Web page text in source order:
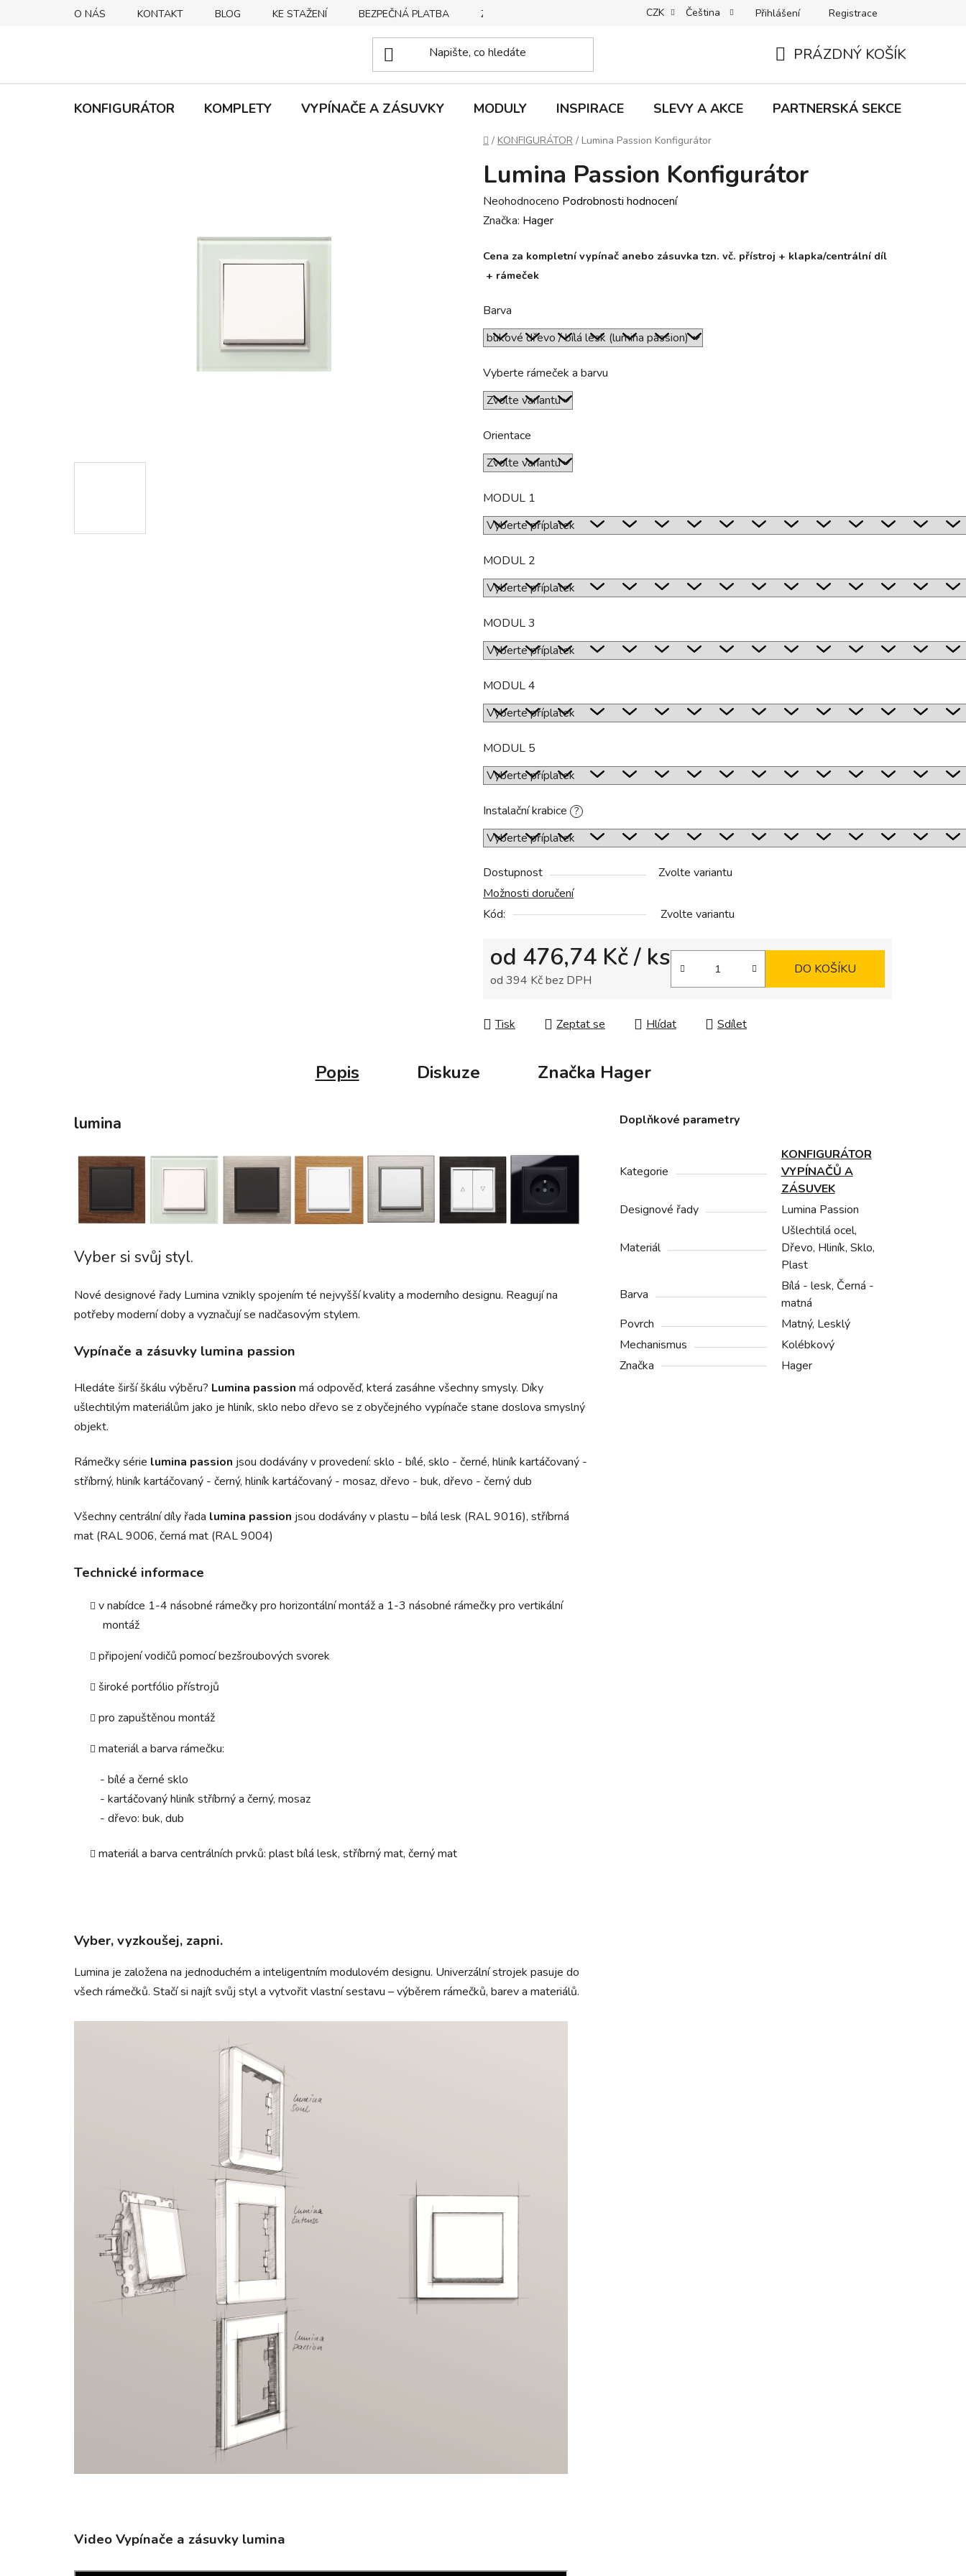
O NÁS KONTAKT BLOG KE STAŽENÍ BEZPEČNÁ PLATBA ZPŮSOBY DORUČENÍ REKLAMACE | VRÁCENÍ | VÝMĚNA ZBOŽÍ B2C VŠEOBECNÉ
CZK Čeština Přihlášení Registrace
KOŠÍK
PRÁZDNÝ KOŠÍK
KONFIGURÁTOR KOMPLETY VYPÍNAČE A ZÁSUVKY MODULY INSPIRACE SLEVY A AKCE PARTNERSKÁ SEKCE
Domů
/ KONFIGURÁTOR / Lumina Passion Konfigurátor
Lumina Passion Konfigurátor
Průměrné
hodnocení
je
0,0
5
hvězdiček.
Neohodnoceno Podrobnosti hodnocení
Značka: Hager
Cena za kompletní vypínač anebo zásuvka tzn. vč. přístroj + klapka/centrální díl
+ rámeček
Barva
Vyberte rámeček a barvu
Orientace
MODUL 1
MODUL 2
MODUL 3
MODUL 4
MODUL 5
Instalační krabice ?
Dostupnost
Zvolte variantu
Možnosti doručení
Kód:
Zvolte variantu
od 476,74 Kč/ ks
od 394 Kčbez DPH
DO KOŠÍKU
Tisk Zeptat se Hlídat Sdílet
Popis Diskuze Značka Hager
lumina
Vyber si svůj styl.
Nové designové řady Lumina vznikly spojením té nejvyšší kvality a moderního designu. Reagují na
potřeby moderní doby a vyznačují se nadčasovým stylem.
Vypínače a zásuvky lumina passion
Hledáte širší škálu výběru? Lumina passion má odpověď, která zasáhne všechny smysly. Díky
ušlechtilým materiálům jako je hliník, sklo nebo dřevo se z obyčejného vypínače stane doslova smyslný
objekt.
Rámečky série lumina passion jsou dodávány v provedení: sklo - bílé, sklo - černé, hliník kartáčovaný -
stříbrný, hliník kartáčovaný - černý, hliník kartáčovaný - mosaz, dřevo - buk, dřevo - černý dub
Všechny centrální díly řada lumina passion jsou dodávány v plastu – bílá lesk (RAL 9016), stříbrná
mat (RAL 9006, černá mat (RAL 9004)
Technické informace
v nabídce 1-4 násobné rámečky pro horizontální montáž a 1-3 násobné rámečky pro vertikální
montáž
připojení vodičů pomocí bezšroubových svorek
široké portfólio přístrojů
pro zapuštěnou montáž
materiál a barva rámečku:
- bílé a černé sklo
- kartáčovaný hliník stříbrný a černý, mosaz
- dřevo: buk, dub
materiál a barva centrálních prvků: plast bílá lesk, stříbrný mat, černý mat
Vyber, vyzkoušej, zapni.
Lumina je založena na jednoduchém a inteligentním modulovém designu. Univerzální strojek pasuje do
všech rámečků. Stačí si najít svůj styl a vytvořit vlastní sestavu – výběrem rámečků, barev a materiálů.
Video Vypínače a zásuvky lumina
Doplňkové parametry
Kategorie
KONFIGURÁTOR
VYPÍNAČŮ A
ZÁSUVEK
Designové řady
Lumina Passion
Materiál
Ušlechtilá ocel,
Dřevo, Hliník, Sklo,
Plast
Barva
Bílá - lesk, Černá -
matná
Povrch
Matný, Lesklý
Mechanismus
Kolébkový
Značka
Hager